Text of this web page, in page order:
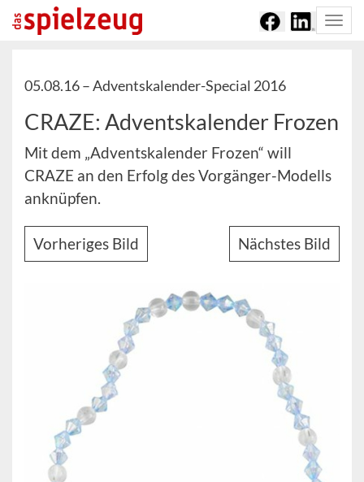
05.08.16 –Adventskalender-Special 2016
CRAZE: Adventskalender Frozen
Mit dem „Adventskalender Frozen“ will
CRAZE an den Erfolg des Vorgänger-Modells
anknüpfen.
Vorheriges Bild Nächstes Bild